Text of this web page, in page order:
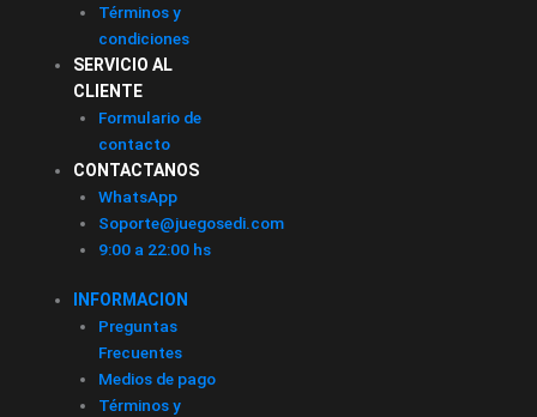
Términos y
condiciones
SERVICIO AL
CLIENTE
Formulario de
contacto
CONTACTANOS
WhatsApp
Soporte@juegosedi.com
9:00 a 22:00 hs
INFORMACION
Preguntas
Frecuentes
Medios de pago
Términos y